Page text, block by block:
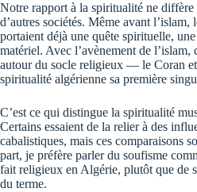
Notre rapport à la spiritualité ne diffère
d’autres sociétés. Même avant
portaient déjà une quête spirituelle,
matériel. Avec l’avènement de l’islam,
autour du socle religieux — le Coran
spiritualité algérienne sa première
C’est ce qui distingue la spiritualité
Certains essaient de la relier à des
cabalistiques, mais ces comparaisons
part, je préfère parler du soufisme
fait religieux en Algérie, plutôt que de
du terme.